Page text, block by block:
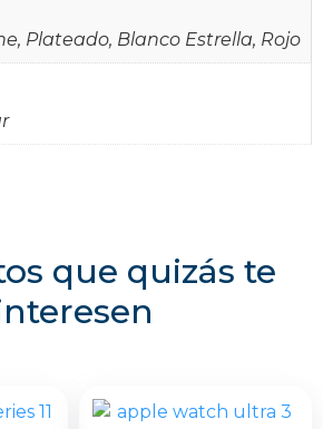
Plateado, Blanco Estrella, Rojo
que quizás te